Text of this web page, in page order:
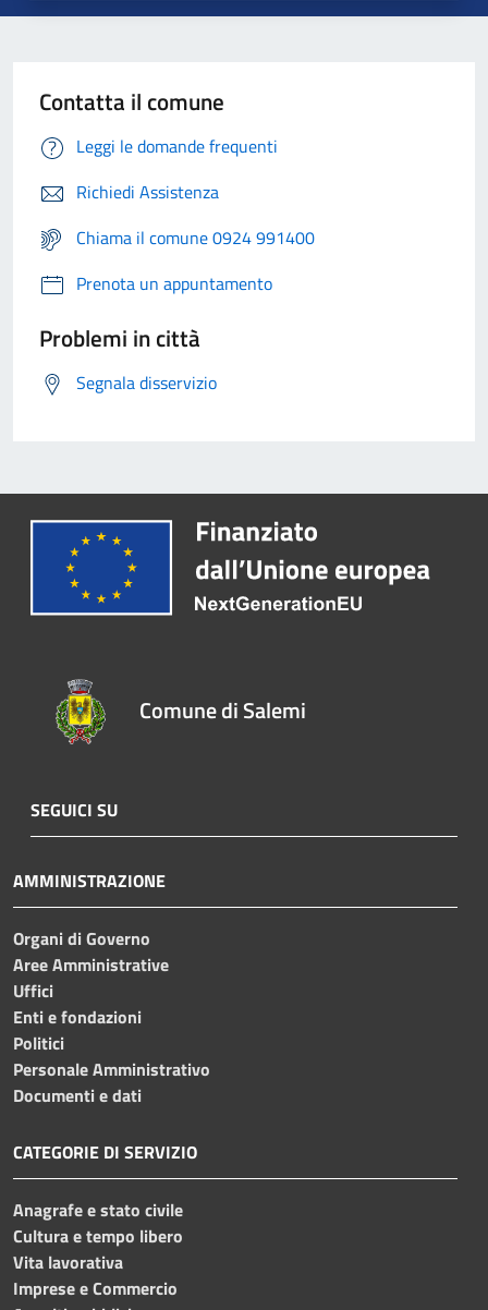
Contatta il comune
Leggi le domande frequenti
Richiedi Assistenza
Chiama il comune 0924 991400
Prenota un appuntamento
Problemi in città
Segnala disservizio
Comune di Salemi
SEGUICI SU
AMMINISTRAZIONE
Organi di Governo
Aree Amministrative
Uffici
Enti e fondazioni
Politici
Personale Amministrativo
Documenti e dati
CATEGORIE DI SERVIZIO
Anagrafe e stato civile
Cultura e tempo libero
Vita lavorativa
Imprese e Commercio